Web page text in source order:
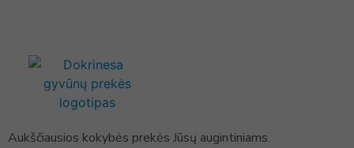
Aukščiausios kokybės prekės Jūsų augintiniams.